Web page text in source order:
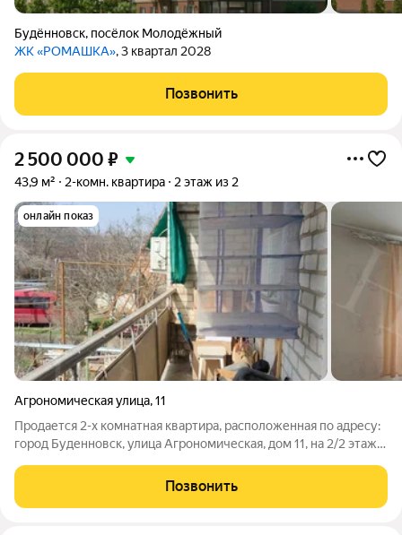
Будённовск, посёлок Молодёжный
ЖК «РОМАШКА», 3 квартал 2028
Позвонить
2 500 000 ₽
43,9 м² 2-комн. квартира 2 этаж из 2
онлайн показ
Агрономическая улица,11
Продается 2-х комнатная квартира, расположенная по адресу:
город Буденновск, улица Агрономическая, дом 11, на 2/2 этаже.
санузел раздельный, лоджия (6 м) не застеклена.
Косметический ремонт
Позвонить